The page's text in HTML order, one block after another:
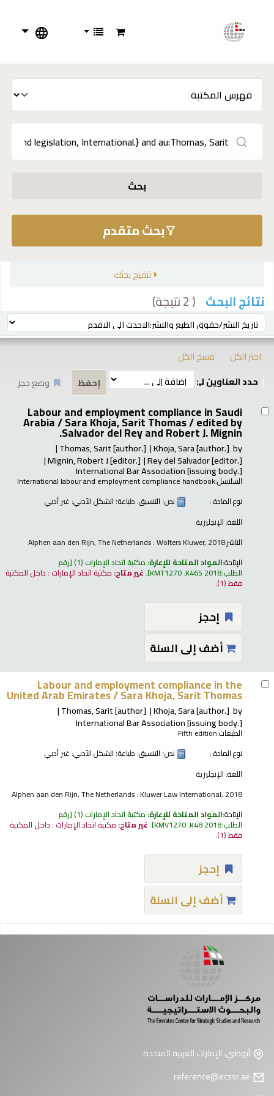
بحث
بحث متقدم
تنقيح بحثك
نتائج البحث ( 2 نتيجة)
ترتيب بواسطة:
اختر الكل
مسح الكل
حدد العناوين لـِ:
وضع حجز
Labour and employment compliance in Saudi
Arabia / Sara Khoja, Sarit Thomas /edited by
Salvador del Rey and Robert J. Mignin.
by
Khoja, Sara[author.]
Thomas, Sarit[author.]
Rey del Salvador[editor.]
Mignin, Robert J[editor.]
International Bar Association[issuing body.]
السلاسل:International labour and employment compliance handbook
نوع المادة :
نص؛ التنسيق: طباعة؛ الشكل الأدبي: غير أدبي
اللغة: الإنجليزية
الناشر:Alphen aan den Rijn, The Netherlands : Wolters Kluwer, 2018
الإتاحة:المواد المتاحة للإعارة: مكتبة اتحاد الإمارات (1) رقم
الطلب:KMT1270 .K465 2018
.غير متاح: مكتبة اتحاد الإمارات : داخل المكتبة
فقط(1).
إحجز
أضف إلى السلة
Labour and employment compliance in the
United Arab Emirates /Sara Khoja, Sarit Thomas
by
Khoja, Sara[author.]
Thomas, Sarit[author]
International Bar Association[issuing body.]
الطبعات:Fifth edition
نوع المادة :
نص؛ التنسيق: طباعة؛ الشكل الأدبي: غير أدبي
اللغة: الإنجليزية
Alphen aan den Rijn, The Netherlands : Kluwer Law International, 2018
الإتاحة:المواد المتاحة للإعارة: مكتبة اتحاد الإمارات (1) رقم
الطلب:KMV1270 .K48 2018
.غير متاح: مكتبة اتحاد الإمارات : داخل المكتبة
فقط(1).
إحجز
أضف إلى السلة
أبوظبي، الإمارات العربية المتحدة